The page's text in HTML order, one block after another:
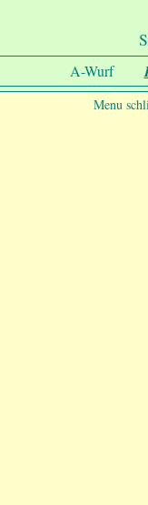
A-Wurf
Menu